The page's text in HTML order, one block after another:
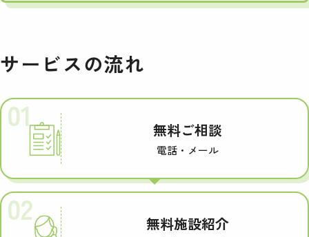
サービスの流れ
01 無料ご相談
電話・メール
02 無料施設紹介